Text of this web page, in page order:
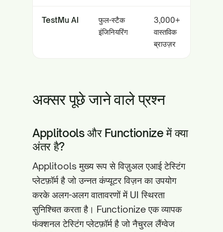
TestMu AI
फुल-स्टैक
इंजिनियरिंग
3,000+
वास्तविक
ब्राउज़र
अक्सर पूछे जाने वाले प्रश्न
Applitools और Functionize में क्या
अंतर है?
Applitools मुख्य रूप से विज़ुअल एआई टेस्टिंग
प्लेटफ़ॉर्म है जो उन्नत कंप्यूटर विज़न का उपयोग
करके अलग-अलग वातावरणों में UI स्थिरता
सुनिश्चित करता है। Functionize एक व्यापक
फंक्शनल टेस्टिंग प्लेटफ़ॉर्म है जो नैचुरल लैंग्वेज